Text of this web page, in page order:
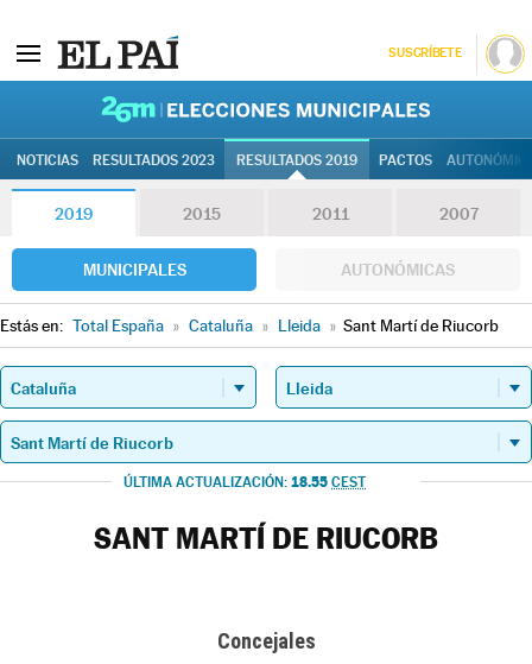
SUSCRÍBETE
NOTICIAS RESULTADOS 2023 RESULTADOS 2019 PACTOS
2019 2015 2011 2007
MUNICIPALES AUTONÓMICAS
Estás en: Total España » Cataluña » Lleida » Sant Martí de Riucorb
ÚLTIMA ACTUALIZACIÓN: 18.55 CEST
SANT MARTÍ DE RIUCORB
Concejales